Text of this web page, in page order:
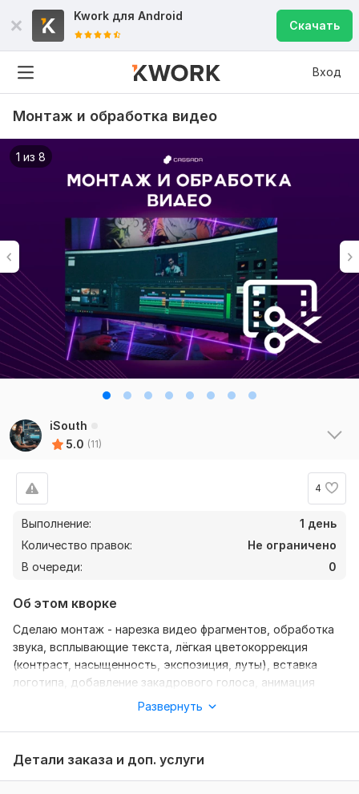
Kwork для Android
Скачать
Вход
Монтаж и обработка видео
1 из 8
iSouth
5.0 (11)
4
Выполнение:
1 день
Количество правок:
Не ограничено
В очереди:
0
Об этом кворке
Сделаю монтаж - нарезка видео фрагментов, обработка
звука, всплывающие текста, лёгкая цветокоррекция
(контраст, насыщенность, экспозиция, луты), вставка
логотипа, добавление закадрового голоса, анимация
смены кадров, добавление субтитров
Этот кворкподходит для:
Развернуть
Детали заказа и доп. услуги